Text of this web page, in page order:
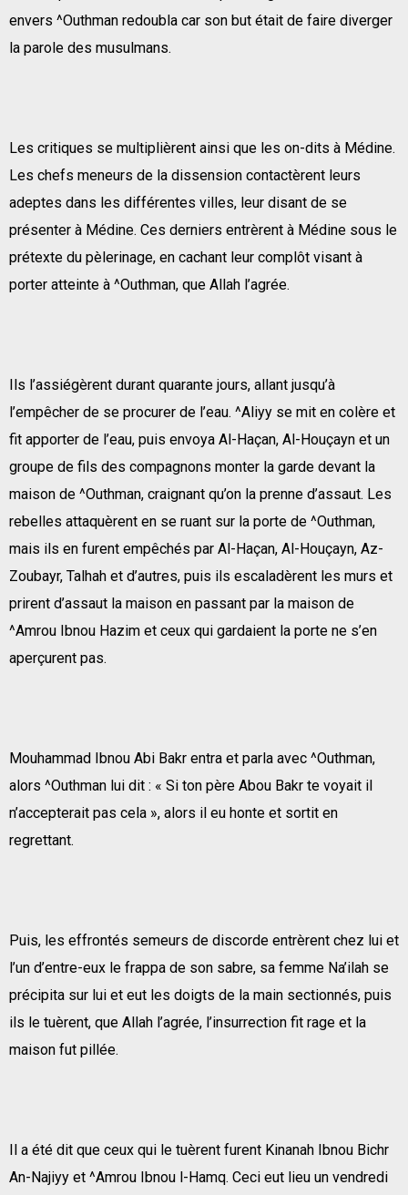
envers ^Outhman redoubla car son but était de faire diverger
la parole des musulmans.
Les critiques se multiplièrent ainsi que les on-dits à Médine.
Les chefs meneurs de la dissension contactèrent leurs
adeptes dans les différentes villes, leur disant de se
présenter à Médine. Ces derniers entrèrent à Médine sous le
prétexte du pèlerinage, en cachant leur complôt visant à
porter atteinte à ^Outhman, que Allah l’agrée.
Ils l’assiégèrent durant quarante jours, allant jusqu’à
l’empêcher de se procurer de l’eau. ^Aliyy se mit en colère et
fit apporter de l’eau, puis envoya Al-Haçan, Al-Houçayn et un
groupe de fils des compagnons monter la garde devant la
maison de ^Outhman, craignant qu’on la prenne d’assaut. Les
rebelles attaquèrent en se ruant sur la porte de ^Outhman,
mais ils en furent empêchés par Al-Haçan, Al-Houçayn, Az-
Zoubayr, Talhah et d’autres, puis ils escaladèrent les murs et
prirent d’assaut la maison en passant par la maison de
^Amrou Ibnou Hazim et ceux qui gardaient la porte ne s’en
aperçurent pas.
Mouhammad Ibnou Abi Bakr entra et parla avec ^Outhman,
alors ^Outhman lui dit : « Si ton père Abou Bakr te voyait il
n’accepterait pas cela », alors il eu honte et sortit en
regrettant.
Puis, les effrontés semeurs de discorde entrèrent chez lui et
l’un d’entre-eux le frappa de son sabre, sa femme Na’ilah se
précipita sur lui et eut les doigts de la main sectionnés, puis
ils le tuèrent, que Allah l’agrée, l’insurrection fit rage et la
maison fut pillée.
Il a été dit que ceux qui le tuèrent furent Kinanah Ibnou Bichr
An-Najiyy et ^Amrou Ibnou l-Hamq. Ceci eut lieu un vendredi